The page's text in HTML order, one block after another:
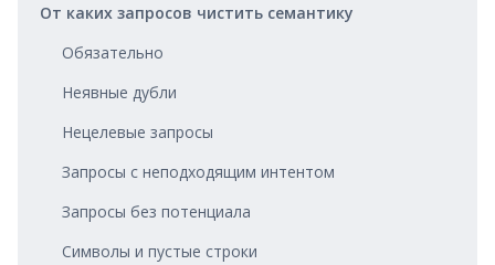
От каких запросов чистить семантику
Обязательно
Неявные дубли
Нецелевые запросы
Запросы с неподходящим интентом
Запросы без потенциала
Символы и пустые строки